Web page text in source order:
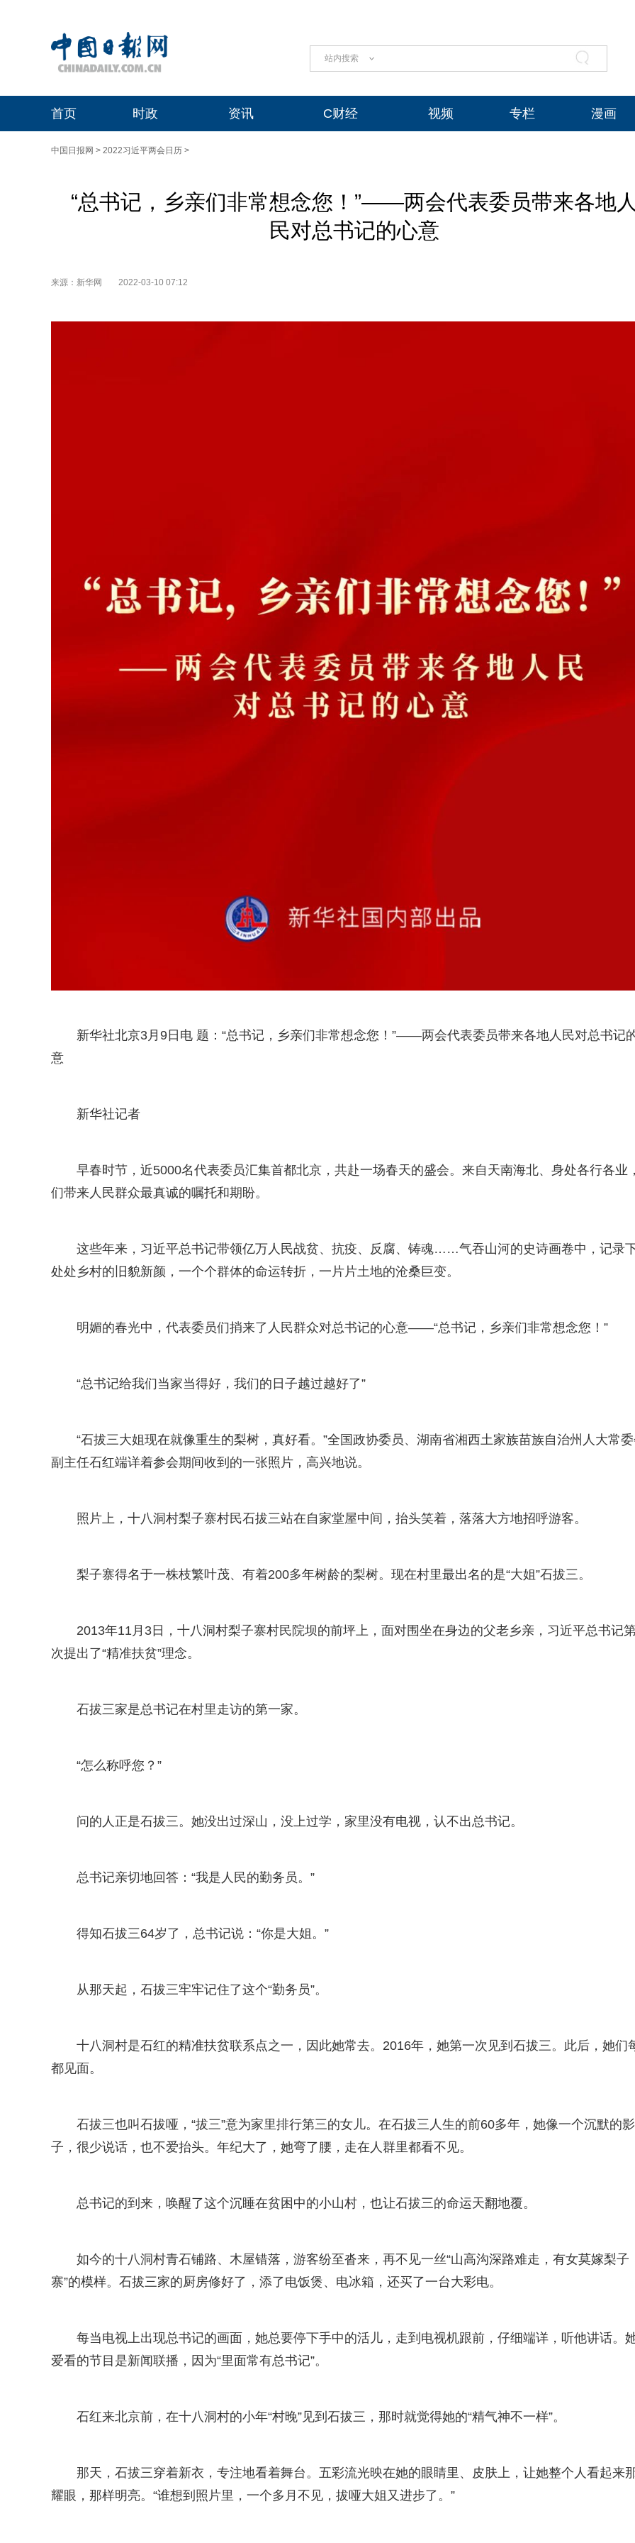
站内搜索
首页 时政 资讯 C财经 视频 专栏 漫画
中国日报网 > 2022习近平两会日历 >
“总书记，乡亲们非常想念您！”——两会代表委员带来各地
民对总书记的心意
来源：新华网 2022-03-10 07:12
新华社北京3月9日电 题：“总书记，乡亲们非常想念您！”——两会代表委员带来各地人民对总书记
意
新华社记者
早春时节，近5000名代表委员汇集首都北京，共赴一场春天的盛会。来自天南海北、身处各行各业
们带来人民群众最真诚的嘱托和期盼。
这些年来，习近平总书记带领亿万人民战贫、抗疫、反腐、铸魂……气吞山河的史诗画卷中，记录
处处乡村的旧貌新颜，一个个群体的命运转折，一片片土地的沧桑巨变。
明媚的春光中，代表委员们捎来了人民群众对总书记的心意——“总书记，乡亲们非常想念您！”
“总书记给我们当家当得好，我们的日子越过越好了”
“石拔三大姐现在就像重生的梨树，真好看。”全国政协委员、湖南省湘西土家族苗族自治州人大常
副主任石红端详着参会期间收到的一张照片，高兴地说。
照片上，十八洞村梨子寨村民石拔三站在自家堂屋中间，抬头笑着，落落大方地招呼游客。
梨子寨得名于一株枝繁叶茂、有着200多年树龄的梨树。现在村里最出名的是“大姐”石拔三。
2013年11月3日，十八洞村梨子寨村民院坝的前坪上，面对围坐在身边的父老乡亲，习近平总书记
次提出了“精准扶贫”理念。
石拔三家是总书记在村里走访的第一家。
“怎么称呼您？”
问的人正是石拔三。她没出过深山，没上过学，家里没有电视，认不出总书记。
总书记亲切地回答：“我是人民的勤务员。”
得知石拔三64岁了，总书记说：“你是大姐。”
从那天起，石拔三牢牢记住了这个“勤务员”。
十八洞村是石红的精准扶贫联系点之一，因此她常去。2016年，她第一次见到石拔三。此后，她们
都见面。
石拔三也叫石拔哑，“拔三”意为家里排行第三的女儿。在石拔三人生的前60多年，她像一个沉默的影
子，很少说话，也不爱抬头。年纪大了，她弯了腰，走在人群里都看不见。
总书记的到来，唤醒了这个沉睡在贫困中的小山村，也让石拔三的命运天翻地覆。
如今的十八洞村青石铺路、木屋错落，游客纷至沓来，再不见一丝“山高沟深路难走，有女莫嫁梨子
寨”的模样。石拔三家的厨房修好了，添了电饭煲、电冰箱，还买了一台大彩电。
每当电视上出现总书记的画面，她总要停下手中的活儿，走到电视机跟前，仔细端详，听他讲话。
爱看的节目是新闻联播，因为“里面常有总书记”。
石红来北京前，在十八洞村的小年“村晚”见到石拔三，那时就觉得她的“精气神不一样”。
那天，石拔三穿着新衣，专注地看着舞台。五彩流光映在她的眼睛里、皮肤上，让她整个人看起来
耀眼，那样明亮。“谁想到照片里，一个多月不见，拔哑大姐又进步了。”